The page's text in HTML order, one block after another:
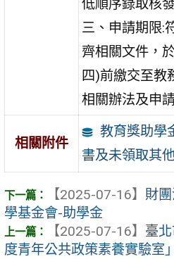
低順序錄取核
三、申請期限:
齊相關文件，
四)前繳交至教
相關辦法及申
相關附件
教育獎助學
書及未領取其
【2025-07-16】 財
學基金會-助學金
【2025-07-16】 臺
度青年公共政策素養實驗室